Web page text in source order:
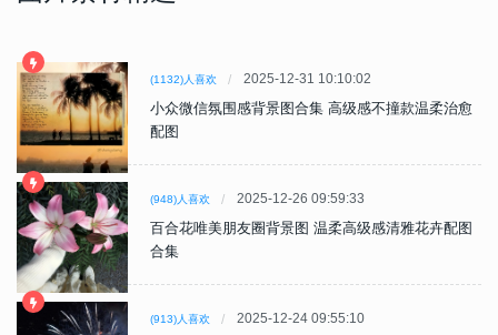
(1132)人喜欢 2025-12-31 10:10:02
小众微信氛围感背景图合集 高级感不撞款温柔治愈
配图
(948)人喜欢 2025-12-26 09:59:33
百合花唯美朋友圈背景图 温柔高级感清雅花卉配图
合集
(913)人喜欢 2025-12-24 09:55:10